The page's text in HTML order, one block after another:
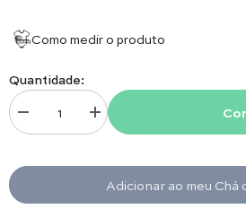
Como medir o produto
Quantidade:
Diminuir quantidade para Manta Babados -
Aumentar quantidade para
Adicionar ao meu Chá